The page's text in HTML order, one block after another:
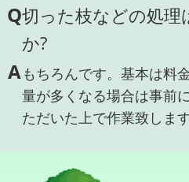
Q切った枝などの処
か?
Aもちろんです。基本は料
量が多くなる場合は事前
ただいた上で作業致します